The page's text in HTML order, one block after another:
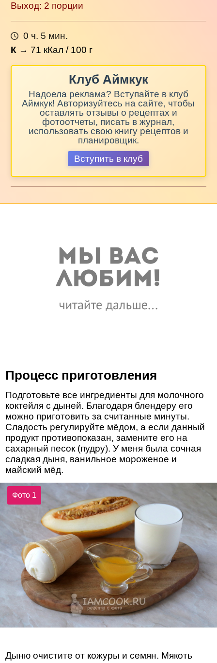
Выход: 2 порции
0 ч. 5 мин.
К → 71 кКал / 100 г
Клуб Аймкук
Надоела реклама? Вступайте в клуб
Аймкук! Авторизуйтесь на сайте, чтобы
оставлять отзывы о рецептах и
фотоотчеты, писать в журнал,
использовать свою книгу рецептов и
планировщик.
Вступить в клуб
Процесс приготовления
Подготовьте все ингредиенты для молочного
коктейля с дыней. Благодаря блендеру его
можно приготовить за считанные минуты.
Сладость регулируйте мёдом, а если данный
продукт противопоказан, замените его на
сахарный песок (пудру). У меня была сочная
сладкая дыня, ванильное мороженое и
майский мёд.
Фото 1
Дыню очистите от кожуры и семян. Мякоть